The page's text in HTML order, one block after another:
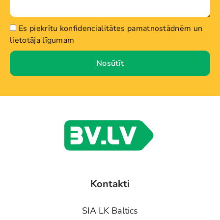
Es piekrītu konfidencialitātes pamatnostādnēm un
lietotāja līgumam
Nosūtīt
Kontakti
SIA LK Baltics